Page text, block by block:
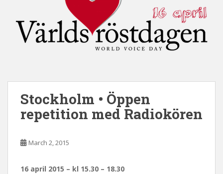
Stockholm • Öppen
repetition med Radiokören
March 2, 2015
16 april 2015 – kl 15.30 – 18.30